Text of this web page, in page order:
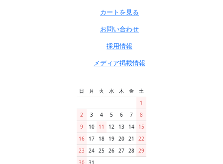
カートを見る
お問い合わせ
採用情報
メディア掲載情報
日 月 火 水 木 金
土
1
2
3 4 5 6 7
8
9
10 11 12 13 14
15
16
17 18 19 20 21
22
23
24 25 26 27 28 29
30 31